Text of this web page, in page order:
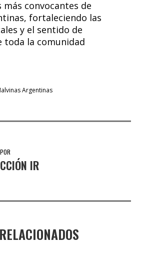
convocantes de
fortaleciendo las
y el sentido de
toda la comunidad
Argentinas
IR